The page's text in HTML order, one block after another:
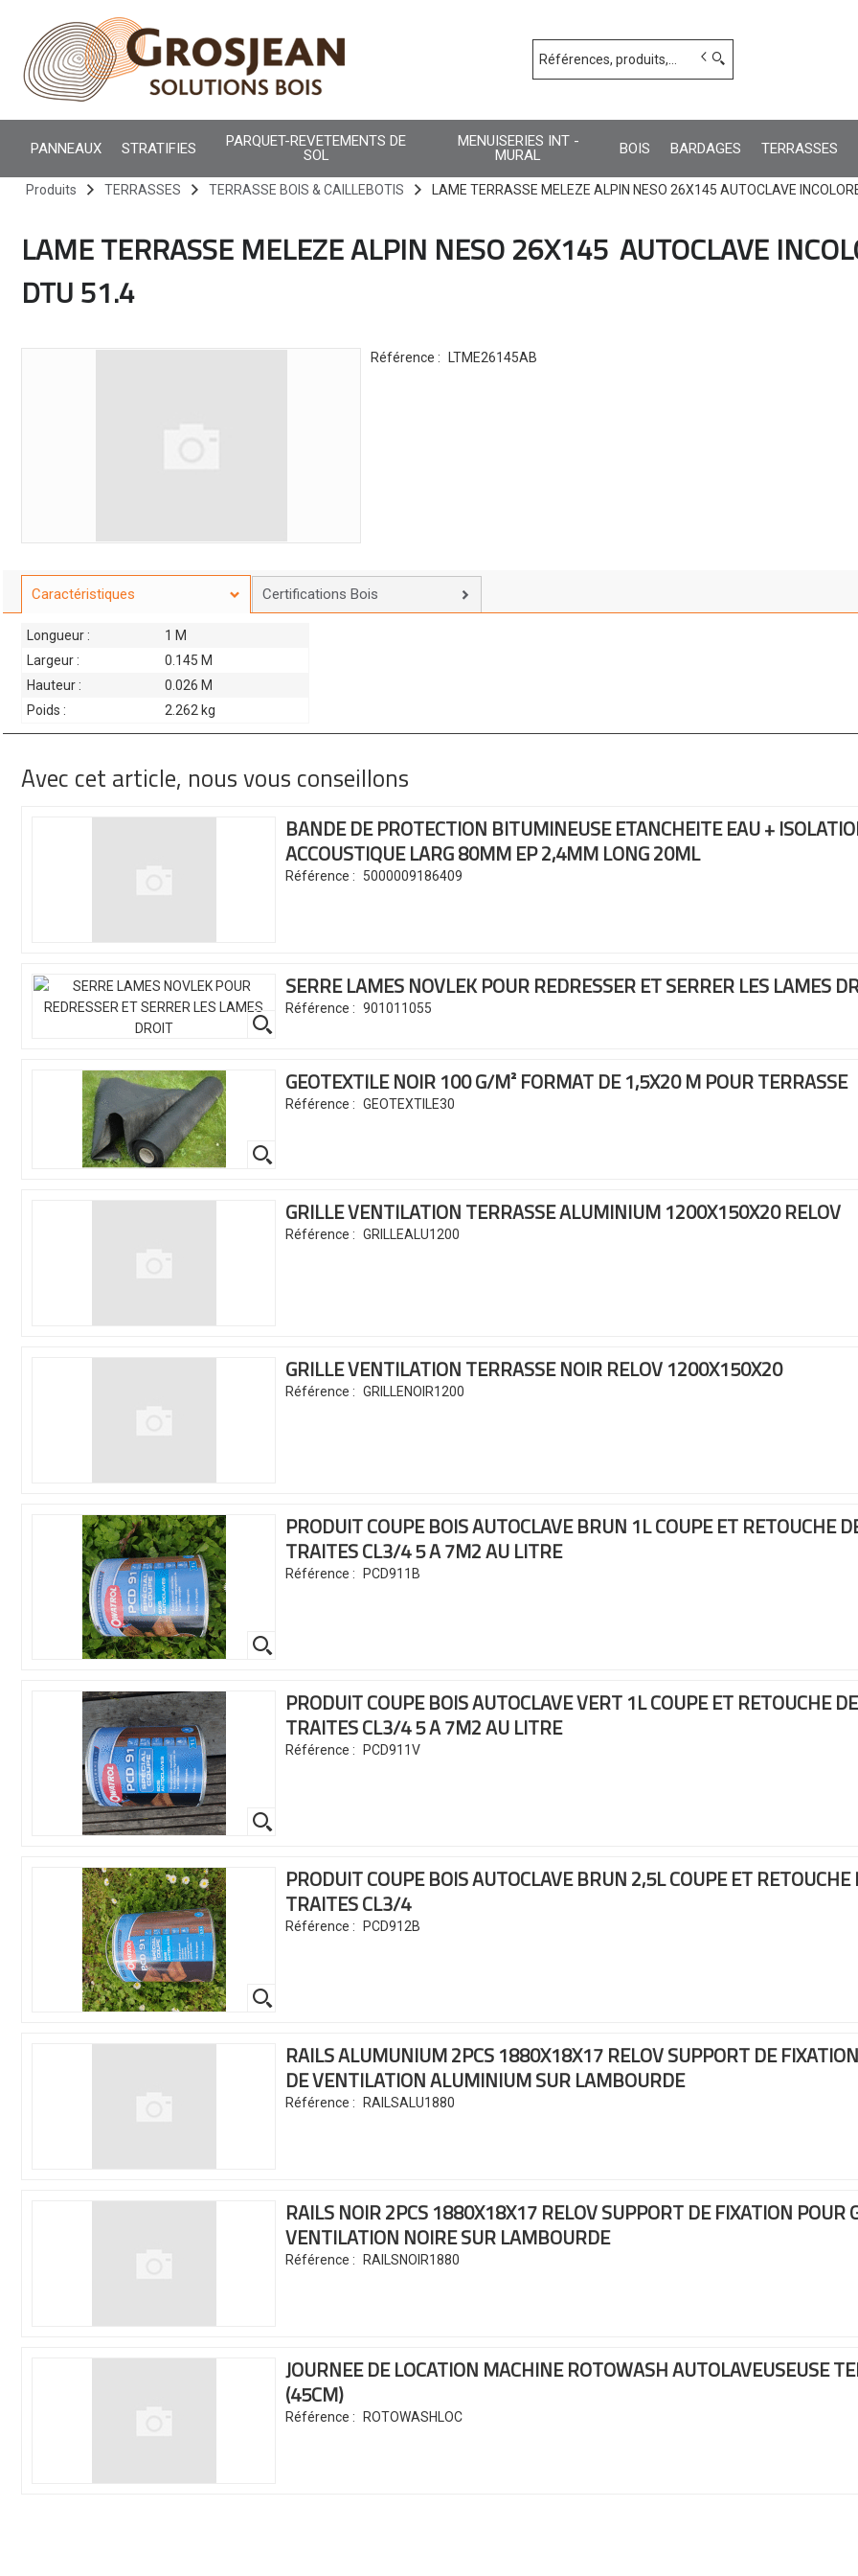
Aller
principal
PANNEAUX STRATIFIES
PARQUET-REVETEMENTS DE
SOL
MENUISERIES INT -
MURAL
BOIS BARDAGES TERRASSES
Produits TERRASSES TERRASSE BOIS & CAILLEBOTIS LAME TERRASSE MELEZE ALPIN NESO 26X145 AUTOCLAVE
LAME TERRASSE MELEZE ALPIN NESO 26X145 AUTOCLAVE
DTU 51.4
Référence : LTME26145AB
Caractéristiques Certifications Bois
Longueur :
1 M
Largeur :
0.145 M
Hauteur :
0.026 M
Poids :
2.262 kg
Avec cet article, nous vous conseillons
BANDE DE PROTECTION BITUMINEUSEETANCHEITE EAU +
ACCOUSTIQUELARG 80MM EP 2,4MM LONG 20ML
Référence : 5000009186409
SERRE LAMES NOVLEKPOUR REDRESSER ET SERRER LES LAMES
Référence : 901011055
GEOTEXTILE NOIR 100 G/M²FORMAT DE 1,5X20 MPOUR TERRASSE
Référence : GEOTEXTILE30
GRILLE VENTILATION TERRASSE ALUMINIUM1200X150X20 RELOV
Référence : GRILLEALU1200
GRILLE VENTILATION TERRASSE NOIR RELOV1200X150X20
Référence : GRILLENOIR1200
PRODUIT COUPE BOIS AUTOCLAVE BRUN 1LCOUPE ET RETOUCHE
TRAITES CL3/45 A 7M2 AU LITRE
Référence : PCD911B
PRODUIT COUPE BOIS AUTOCLAVE VERT 1LCOUPE ET RETOUCHE
TRAITES CL3/45 A 7M2 AU LITRE
Référence : PCD911V
PRODUIT COUPE BOIS AUTOCLAVE BRUN 2,5LCOUPE ET RETOUCHE
TRAITES CL3/4
Référence : PCD912B
RAILS ALUMUNIUM 2PCS 1880X18X17 RELOVSUPPORT DE
DEVENTILATION ALUMINIUM SUR LAMBOURDE
Référence : RAILSALU1880
RAILS NOIR 2PCS 1880X18X17 RELOVSUPPORT DE FIXATION POUR
VENTILATION NOIRE SUR LAMBOURDE
Référence : RAILSNOIR1880
JOURNEE DE LOCATION MACHINE ROTOWASHAUTOLAVEUSEUSE
(45CM)
Référence : ROTOWASHLOC